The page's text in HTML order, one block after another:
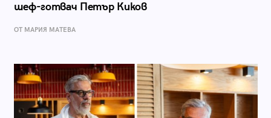
шеф-готвач Петър Киков
ОТ МАРИЯ МАТЕВА